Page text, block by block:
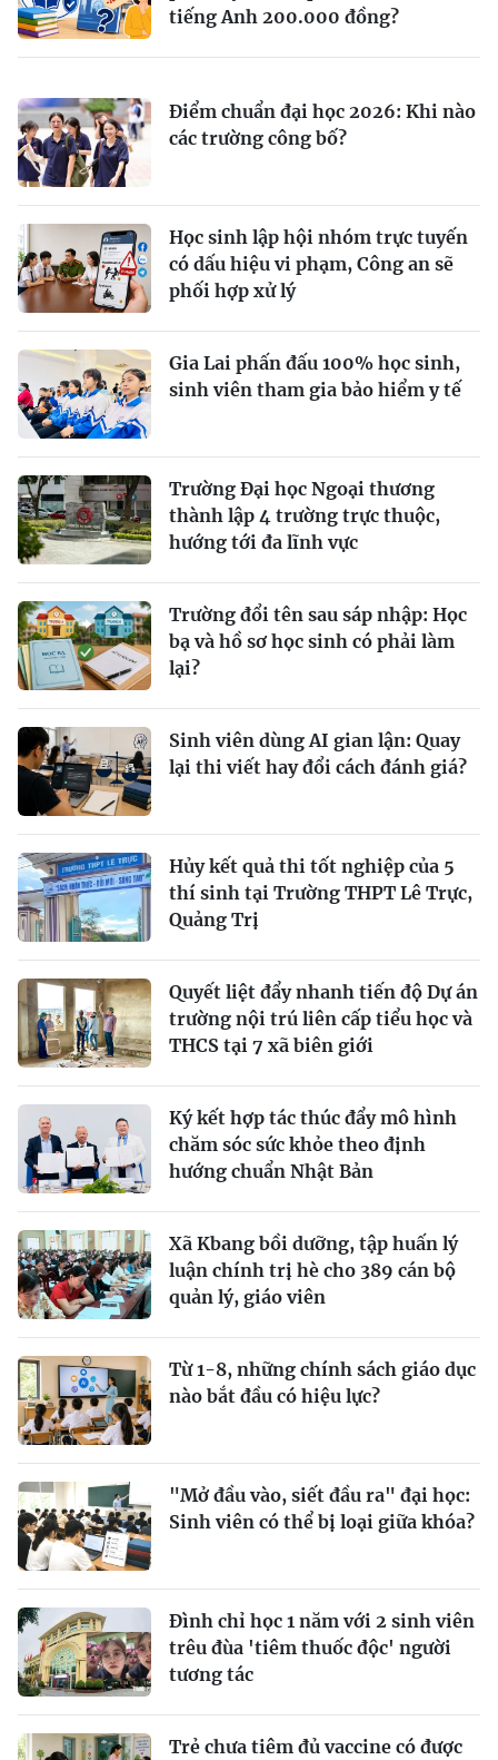
tiếng Anh 200.000 đồng?
Điểm chuẩn đại học 2026: Khi nào
các trường công bố?
Học sinh lập hội nhóm trực tuyến
có dấu hiệu vi phạm, Công an sẽ
phối hợp xử lý
Gia Lai phấn đấu 100% học sinh,
sinh viên tham gia bảo hiểm y tế
Trường Đại học Ngoại thương
thành lập 4 trường trực thuộc,
hướng tới đa lĩnh vực
Trường đổi tên sau sáp nhập: Học
bạ và hồ sơ học sinh có phải làm
lại?
Sinh viên dùng AI gian lận: Quay
lại thi viết hay đổi cách đánh giá?
Hủy kết quả thi tốt nghiệp của 5
thí sinh tại Trường THPT Lê Trực,
Quảng Trị
Quyết liệt đẩy nhanh tiến độ Dự án
trường nội trú liên cấp tiểu học và
THCS tại 7 xã biên giới
Ký kết hợp tác thúc đẩy mô hình
chăm sóc sức khỏe theo định
hướng chuẩn Nhật Bản
Xã Kbang bồi dưỡng, tập huấn lý
luận chính trị hè cho 389 cán bộ
quản lý, giáo viên
Từ 1-8, những chính sách giáo dục
nào bắt đầu có hiệu lực?
"Mở đầu vào, siết đầu ra" đại học:
Sinh viên có thể bị loại giữa khóa?
Đình chỉ học 1 năm với 2 sinh viên
trêu đùa 'tiêm thuốc độc' người
tương tác
Trẻ chưa tiêm đủ vaccine có được